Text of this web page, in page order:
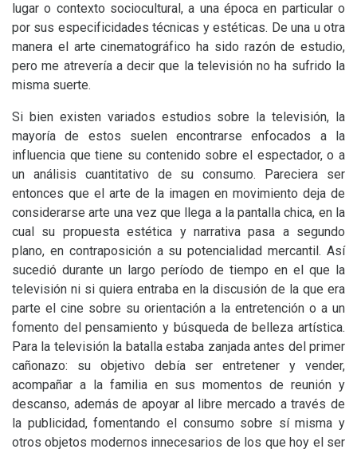
lugar o contexto sociocultural, a una época en particular o
por sus especificidades técnicas y estéticas. De una u otra
manera el arte cinematográfico ha sido razón de estudio,
pero me atrevería a decir que la televisión no ha sufrido la
misma suerte.
Si bien existen variados estudios sobre la televisión, la
mayoría de estos suelen encontrarse enfocados a la
influencia que tiene su contenido sobre el espectador, o a
un análisis cuantitativo de su consumo. Pareciera ser
entonces que el arte de la imagen en movimiento deja de
considerarse arte una vez que llega a la pantalla chica, en la
cual su propuesta estética y narrativa pasa a segundo
plano, en contraposición a su potencialidad mercantil. Así
sucedió durante un largo período de tiempo en el que la
televisión ni si quiera entraba en la discusión de la que era
parte el cine sobre su orientación a la entretención o a un
fomento del pensamiento y búsqueda de belleza artística.
Para la televisión la batalla estaba zanjada antes del primer
cañonazo: su objetivo debía ser entretener y vender,
acompañar a la familia en sus momentos de reunión y
descanso, además de apoyar al libre mercado a través de
la publicidad, fomentando el consumo sobre sí misma y
otros objetos modernos innecesarios de los que hoy el ser